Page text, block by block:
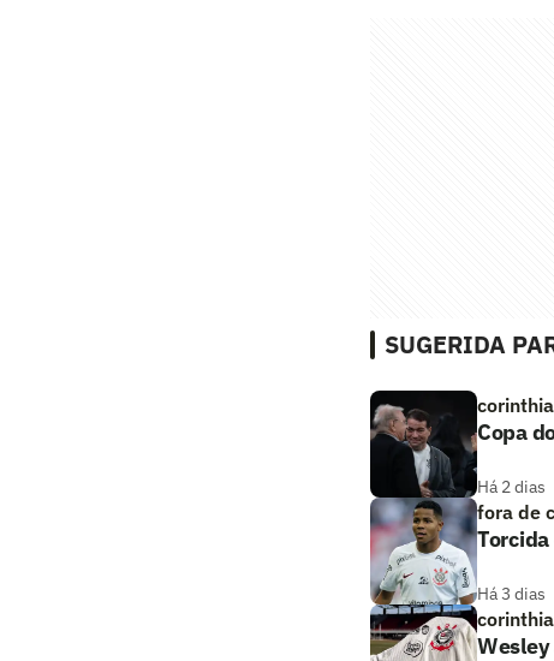
SUGERIDA
Copa
Há 2 dias
fora de
Há 3 dias
Wesley